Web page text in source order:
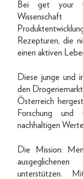
Bei get your
Rezepturen, die
einen aktiven
Diese junge und
den
Österreich
Forschung
nachhaltigen
Die Mission:
unterstützen.